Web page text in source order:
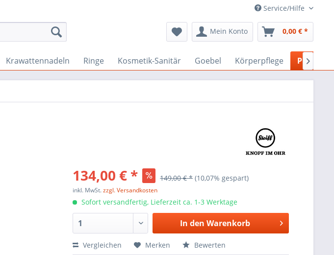
Service/Hilfe
Mein Konto 0,00 € *
Krawattennadeln Ringe Kosmetik-Sanitär Goebel Körperpflege Plüsch-

134,00 € * 149,00 € * (10,07% gespart)
inkl. MwSt.zzgl. Versandkosten
Sofort versandfertig, Lieferzeit ca. 1-3 Werktage
In den Warenkorb
Vergleichen Merken Bewerten